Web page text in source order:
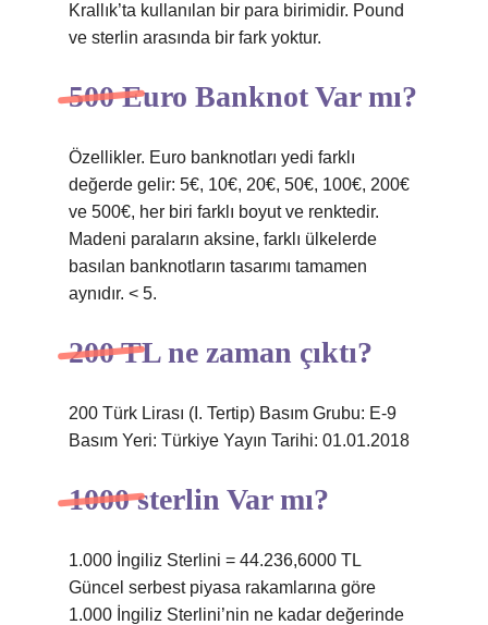
Krallık’ta kullanılan bir para birimidir. Pound
ve sterlin arasında bir fark yoktur.
500 Euro Banknot Var mı?
Özellikler. Euro banknotları yedi farklı
değerde gelir: 5€, 10€, 20€, 50€, 100€, 200€
ve 500€, her biri farklı boyut ve renktedir.
Madeni paraların aksine, farklı ülkelerde
basılan banknotların tasarımı tamamen
aynıdır. < 5.
200 TL ne zaman çıktı?
200 Türk Lirası (I. Tertip) Basım Grubu: E-9
Basım Yeri: Türkiye Yayın Tarihi: 01.01.2018
1000 sterlin Var mı?
1.000 İngiliz Sterlini = 44.236,6000 TL
Güncel serbest piyasa rakamlarına göre
1.000 İngiliz Sterlini’nin ne kadar değerinde